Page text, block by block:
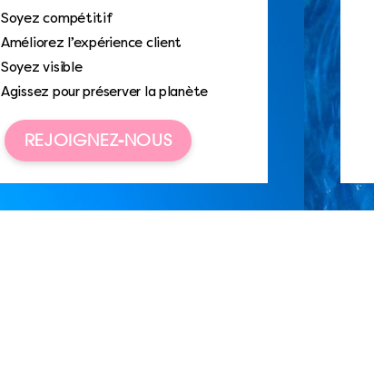
Soyez compétitif
Améliorez l’expérience client
Soyez visible
Agissez pour préserver la planète
REJOIGNEZ-NOUS